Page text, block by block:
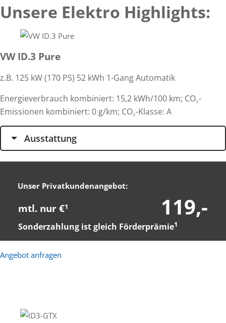
Unsere Elektro Highlights:
VW ID.3 Pure
z.B. 125 kW (170 PS) 52 kWh 1-Gang Automatik
Energieverbrauch kombiniert: 15,2 kWh/100 km; CO₂-
Emissionen kombiniert: 0 g/km; CO₂-Klasse: A
Ausstattung
Unser Privatkundenangebot:
mtl. nur €1 119,-
Sonderzahlung ist gleich Förderprämie1
Angebot anfragen